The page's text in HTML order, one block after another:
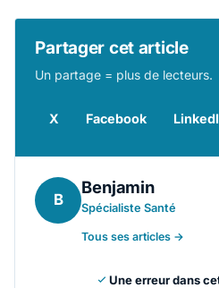
Partager cet article
Un partage = plus de lecteurs.
X Facebook
B
Benjamin
Spécialiste Santé
Tous ses articles →
Une erreur dans